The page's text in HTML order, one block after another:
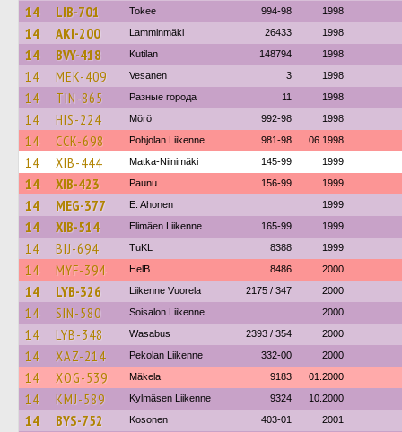
14 LIB-701 Tokee 994-98 1998
14 AKI-200 Lamminmäki 26433 1998
14 BVY-418 Kutilan 148794 1998
14 MEK-409 Vesanen 3 1998
14 TIN-865 Разные города 11 1998
14 HIS-224 Mörö 992-98 1998
14 CCK-698 Pohjolan Liikenne 981-98 06.1998
14 XIB-444 Matka-Niinimäki 145-99 1999
14 XIB-423 Paunu 156-99 1999
14 MEG-377 E. Ahonen 1999
14 XIB-514 Elimäen Liikenne 165-99 1999
14 BIJ-694 TuKL 8388 1999
14 MYF-394 HelB 8486 2000
14 LYB-326 Liikenne Vuorela 2175 / 347 2000
14 SIN-580 Soisalon Liikenne 2000
14 LYB-348 Wasabus 2393 / 354 2000
14 XAZ-214 Pekolan Liikenne 332-00 2000
14 XOG-539 Mäkela 9183 01.2000
14 KMJ-589 Kylmäsen Liikenne 9324 10.2000
14 BYS-752 Kosonen 403-01 2001